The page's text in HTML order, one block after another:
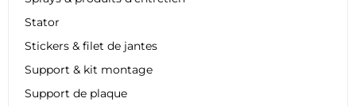
Stator
Stickers & filet de jantes
Support & kit montage
Support de plaque